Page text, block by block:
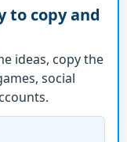
to copy and
ideas, copy the
social